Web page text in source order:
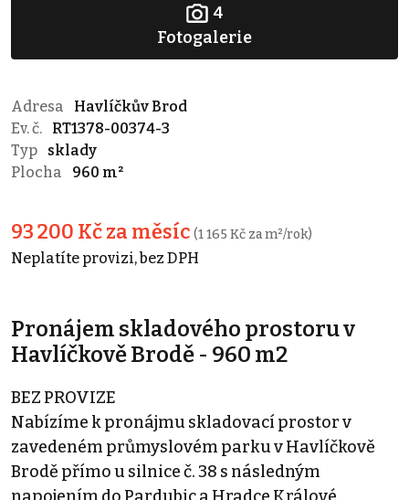
4
Fotogalerie
Adresa
Havlíčkův Brod
Ev. č.
RT1378-00374-3
Typ
sklady
Plocha
960 m²
93 200 Kč za měsíc (1 165 Kč za m²/rok)
Neplatíte provizi, bez DPH
Pronájem skladového prostoru v
Havlíčkově Brodě - 960 m2
BEZ PROVIZE
Nabízíme k pronájmu skladovací prostor v
zavedeném průmyslovém parku v Havlíčkově
Brodě přímo u silnice č. 38 s následným